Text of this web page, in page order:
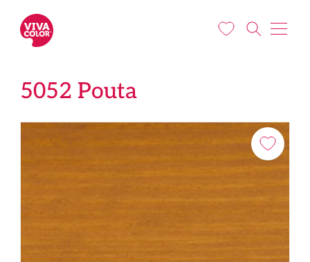
5052 Pouta